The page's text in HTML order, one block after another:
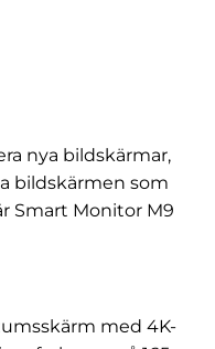
nya bildskärmar,
bildskärmen som
Smart Monitor M9
med 4K-